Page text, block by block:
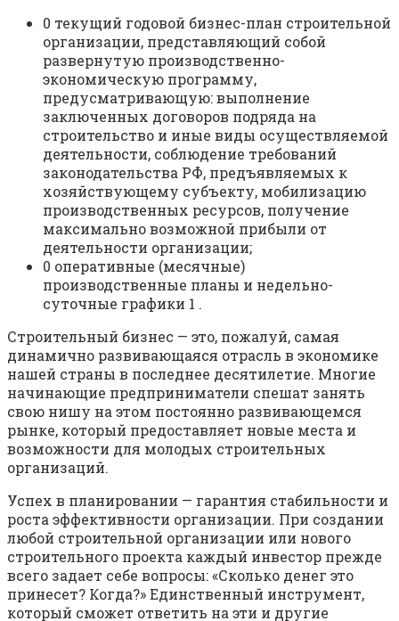
0 текущий годовой бизнес-план строительной
организации, представляющий собой
развернутую производственно-
экономическую программу,
предусматривающую: выполнение
заключенных договоров подряда на
строительство и иные виды осуществляемой
деятельности, соблюдение требований
законодательства РФ, предъявляемых к
хозяйствующему субъекту, мобилизацию
производственных ресурсов, получение
максимально возможной прибыли от
деятельности организации;
0 оперативные (месячные)
производственные планы и недельно-
суточные графики 1 .
Строительный бизнес — это, пожалуй, самая
динамично развивающаяся отрасль в экономике
нашей страны в последнее десятилетие. Многие
начинающие предприниматели спешат занять
свою нишу на этом постоянно развивающемся
рынке, который предоставляет новые места и
возможности для молодых строительных
организаций.
Успех в планировании — гарантия стабильности и
роста эффективности организации. При создании
любой строительной организации или нового
строительного проекта каждый инвестор прежде
всего задает себе вопросы: «Сколько денег это
принесет? Когда?» Единственный инструмент,
который сможет ответить на эти и другие